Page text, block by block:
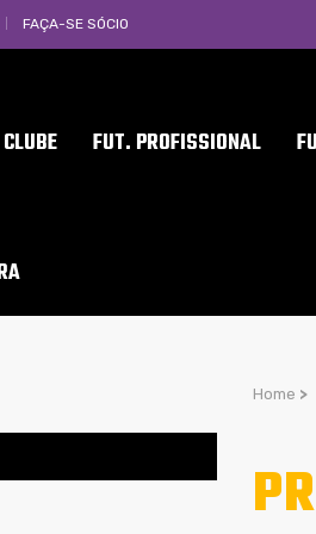
FAÇA-SE SÓCIO
CLUBE FUT. PROFISSIONAL
Home >